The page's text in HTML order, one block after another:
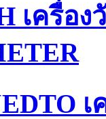
เครื่อ